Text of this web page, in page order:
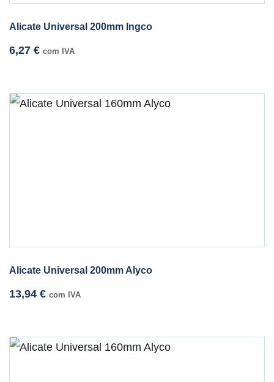
Alicate Universal 200mm Ingco
6,27 € com IVA
Alicate Universal 200mm Alyco
13,94 € com IVA